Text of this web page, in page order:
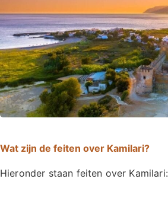
Wat zijn de feiten over Kamilari?
Hieronder staan feiten over Kamilari: